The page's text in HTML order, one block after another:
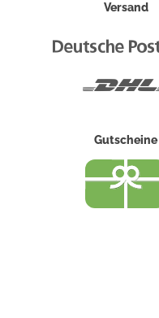
Versand
Gutscheine